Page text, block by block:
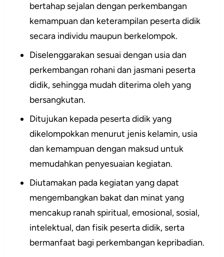
bertahap sejalan dengan perkembangan
kemampuan dan keterampilan peserta didik
secara individu maupun berkelompok.
Diselenggarakan sesuai dengan usia dan
perkembangan rohani dan jasmani peserta
didik, sehingga mudah diterima oleh yang
bersangkutan.
Ditujukan kepada peserta didik yang
dikelompokkan menurut jenis kelamin, usia
dan kemampuan dengan maksud untuk
memudahkan penyesuaian kegiatan.
Diutamakan pada kegiatan yang dapat
mengembangkan bakat dan minat yang
mencakup ranah spiritual, emosional, sosial,
intelektual, dan fisik peserta didik, serta
bermanfaat bagi perkembangan kepribadian.